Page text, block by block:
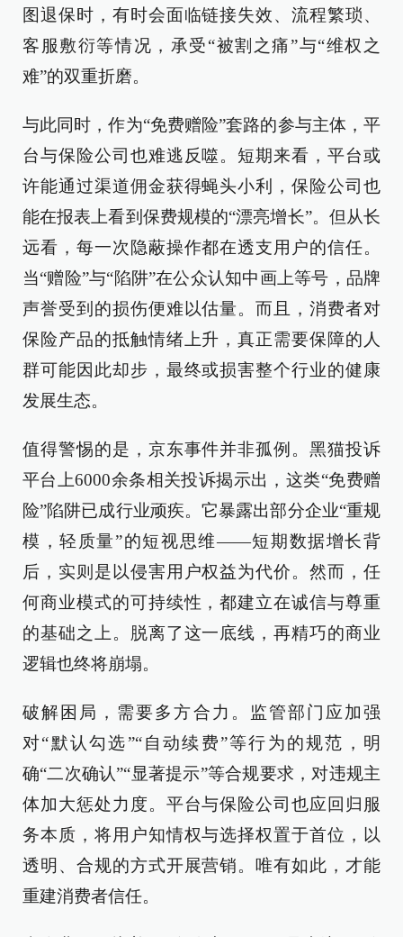
图退保时，有时会面临链接失效、流程繁琐、
客服敷衍等情况，承受“被割之痛”与“维权之
难”的双重折磨。
与此同时，作为“免费赠险”套路的参与主体，平
台与保险公司也难逃反噬。短期来看，平台或
许能通过渠道佣金获得蝇头小利，保险公司也
能在报表上看到保费规模的“漂亮增长”。但从长
远看，每一次隐蔽操作都在透支用户的信任。
当“赠险”与“陷阱”在公众认知中画上等号，品牌
声誉受到的损伤便难以估量。而且，消费者对
保险产品的抵触情绪上升，真正需要保障的人
群可能因此却步，最终或损害整个行业的健康
发展生态。
值得警惕的是，京东事件并非孤例。黑猫投诉
平台上6000余条相关投诉揭示出，这类“免费赠
险”陷阱已成行业顽疾。它暴露出部分企业“重规
模，轻质量”的短视思维——短期数据增长背
后，实则是以侵害用户权益为代价。然而，任
何商业模式的可持续性，都建立在诚信与尊重
的基础之上。脱离了这一底线，再精巧的商业
逻辑也终将崩塌。
破解困局，需要多方合力。监管部门应加强
对“默认勾选”“自动续费”等行为的规范，明
确“二次确认”“显著提示”等合规要求，对违规主
体加大惩处力度。平台与保险公司也应回归服
务本质，将用户知情权与选择权置于首位，以
透明、合规的方式开展营销。唯有如此，才能
重建消费者信任。